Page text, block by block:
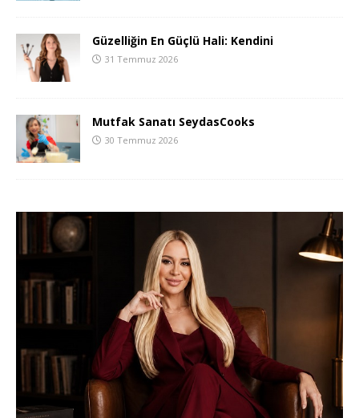
Güzelliğin En Güçlü Hali: Kendini
31 Temmuz 2026
Mutfak Sanatı SeydasCooks
30 Temmuz 2026